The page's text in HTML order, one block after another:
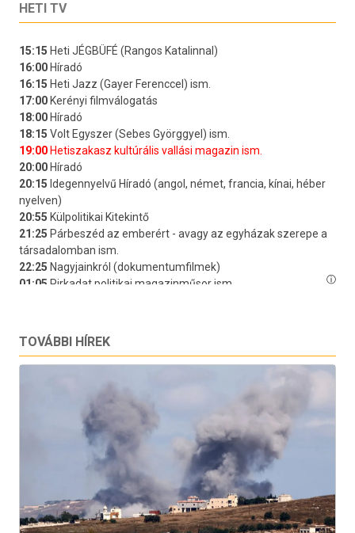
HETI TV
TOVÁBBI HÍREK